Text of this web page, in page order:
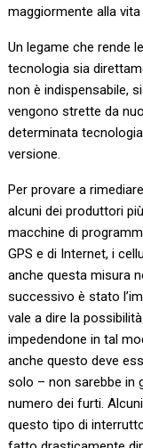
maggiormente alla
Un legame che rende
tecnologia sia
non è indispensabile,
vengono strette da
determinata
versione.
Per provare a
alcuni dei produttori
macchine di
GPS e di Internet, i
anche questa misura
successivo è stato
vale a dire la
impedendone in tal
anche questo deve
solo – non sarebbe in
numero dei furti.
questo tipo di